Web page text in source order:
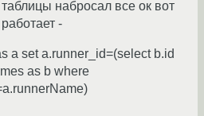
набросал все ок вот
-
a set a.runner_id=(select b.id
as b where